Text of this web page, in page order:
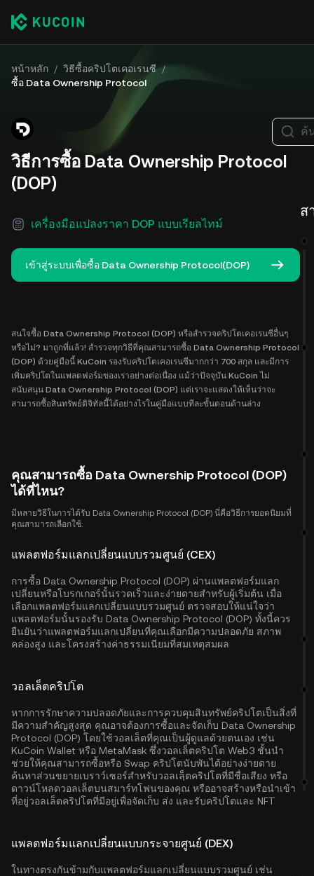
หน้าหลัก / วิธีซื้อคริปโตเคอเรนซี /
ซื้อ Data Ownership Protocol
วิธีการซื้อ Data Ownership Protocol
(DOP)
เครื่องมือแปลงราคา DOP แบบเรียลไทม์
เข้าสู่ระบบเพื่อซื้อ Data Ownership Protocol(DOP)
สนใจซื้อ Data Ownership Protocol (DOP) หรือสำรวจคริปโตเคอเรนซีอื่นๆ
หรือไม่? มาถูกที่แล้ว! สำรวจทุกวิธีที่คุณสามารถซื้อ Data Ownership Protocol
(DOP) ด้วยคู่มือนี้ KuCoin รองรับคริปโตเคอเรนซีมากกว่า 700 สกุล และมีการ
เพิ่มคริปโตในแพลตฟอร์มของเราอย่างต่อเนื่อง แม้ว่าปัจจุบัน KuCoin ไม่
สนับสนุน Data Ownership Protocol (DOP) แต่เราจะแสดงให้เห็นว่าจะ
สามารถซื้อสินทรัพย์ดิจิทัลนี้ได้อย่างไรในคู่มือแบบทีละขั้นตอนด้านล่าง
คุณสามารถซื้อ Data Ownership Protocol (DOP)
ได้ที่ไหน?
มีหลายวิธีในการได้รับ Data Ownership Protocol (DOP) นี่คือวิธีการยอดนิยมที่
คุณสามารถเลือกใช้:
แพลตฟอร์มแลกเปลี่ยนแบบรวมศูนย์ (CEX)
การซื้อ Data Ownership Protocol (DOP) ผ่านแพลตฟอร์มแลก
เปลี่ยนหรือโบรกเกอร์นั้นรวดเร็วและง่ายดายสำหรับผู้เริ่มต้น เมื่อ
เลือกแพลตฟอร์มแลกเปลี่ยนแบบรวมศูนย์ ตรวจสอบให้แน่ใจว่า
แพลตฟอร์มนั้นรองรับ Data Ownership Protocol (DOP) ทั้งนี้ควร
ยืนยันว่าแพลตฟอร์มแลกเปลี่ยนที่คุณเลือกมีความปลอดภัย สภาพ
คล่องสูง และโครงสร้างค่าธรรมเนียมที่สมเหตุสมผล
วอลเล็ตคริปโต
หากการรักษาความปลอดภัยและการควบคุมสินทรัพย์คริปโตเป็นสิ่งที่
มีความสำคัญสูงสุด คุณอาจต้องการซื้อและจัดเก็บ Data Ownership
Protocol (DOP) โดยใช้วอลเล็ตที่คุณเป็นผู้ดูแลด้วยตนเอง เช่น
KuCoin Wallet หรือ MetaMask ซึ่งวอลเล็ตคริปโต Web3 ชั้นนำ
ช่วยให้คุณสามารถซื้อหรือ Swap คริปโตนับพันได้อย่างง่ายดาย
ค้นหาส่วนขยายเบราว์เซอร์สำหรับวอลเลฺ็ตคริปโตที่มีชื่อเสียง หรือ
ดาวน์โหลดวอลเล็ตบนสมาร์ทโฟนของคุณ หรืออาจสร้างหรือนำเข้า
ที่อยู่วอลเล็ตคริปโตที่มีอยู่เพื่อจัดเก็บ ส่ง และรับคริปโตและ NFT
แพลตฟอร์มแลกเปลี่ยนแบบกระจายศูนย์ (DEX)
ในทางตรงกันข้ามกับแพลตฟอร์มแลกเปลี่ยนแบบรวมศูนย์ เช่น
ค้
ส